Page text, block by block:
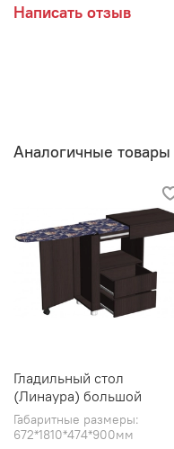
Написать отзыв
Аналогичные товары
Гладильный стол
(Линаура) большой
Габаритные размеры:
672*1810*474*900мм